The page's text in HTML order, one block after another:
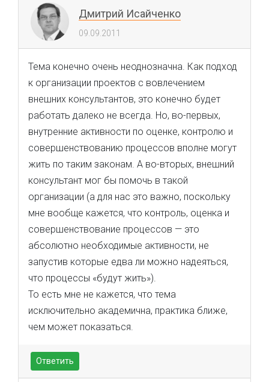
Дмитрий Исайченко
09.09.2011
Тема конечно очень неоднозначна. Как подход
к организации проектов с вовлечением
внешних консультантов, это конечно будет
работать далеко не всегда. Но, во-первых,
внутренние активности по оценке, контролю и
совершенствованию процессов вполне могут
жить по таким законам. А во-вторых, внешний
консультант мог бы помочь в такой
организации (а для нас это важно, поскольку
мне вообще кажется, что контроль, оценка и
совершенствование процессов — это
абсолютно необходимые активности, не
запустив которые едва ли можно надеяться,
что процессы «будут жить»).
То есть мне не кажется, что тема
исключительно академична, практика ближе,
чем может показаться.
Ответить